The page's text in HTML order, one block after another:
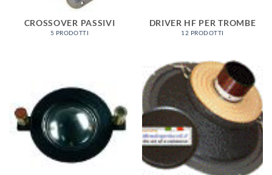
CROSSOVER PASSIVI
5 PRODOTTI
DRIVER HF PER TROMBE
12 PRODOTTI